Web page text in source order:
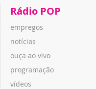
Rádio POP
empregos
notícias
ouça ao vivo
programação
vídeos